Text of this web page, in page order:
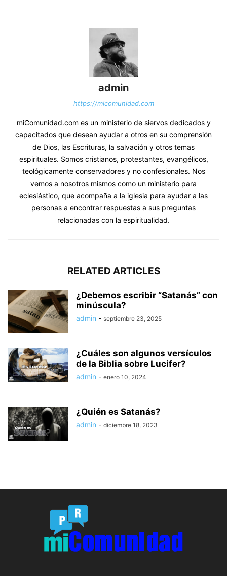
admin
https://micomunidad.com
miComunidad.com es un ministerio de siervos dedicados y
capacitados que desean ayudar a otros en su comprensión
de Dios, las Escrituras, la salvación y otros temas
espirituales. Somos cristianos, protestantes, evangélicos,
teológicamente conservadores y no confesionales. Nos
vemos a nosotros mismos como un ministerio para
eclesiástico, que acompaña a la iglesia para ayudar a las
personas a encontrar respuestas a sus preguntas
relacionadas con la espiritualidad.
RELATED ARTICLES
¿Debemos escribir “Satanás” con
minúscula?
admin - septiembre 23, 2025
¿Cuáles son algunos versículos
de la Biblia sobre Lucifer?
admin - enero 10, 2024
¿Quién es Satanás?
admin - diciembre 18, 2023